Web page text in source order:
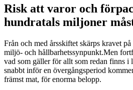
Risk att varor och
hundratals miljoner
Från och med årsskiftet skärps kravet
miljö- och hållbarhetssynpunkt.Men
vad som gäller för allt som redan finns i
snabbt inför en övergångsperiod
främst mat, för enorma belopp.